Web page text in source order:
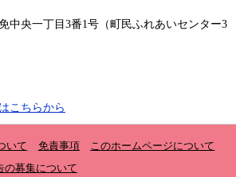
中央一丁目3番1号（町民ふれあいセンター3
こちらから
いて 免責事項
このホームページについて
の募集について